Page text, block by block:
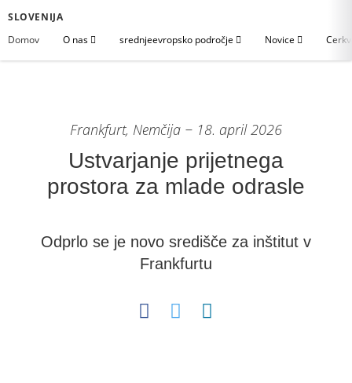
SLOVENIJA
Domov
O nas srednjeevropsko področje Novice
Frankfurt, Nemčija − 18. april 2026
Ustvarjanje prijetnega
prostora za mlade odrasle
Odprlo se je novo središče za inštitut v
Frankfurtu